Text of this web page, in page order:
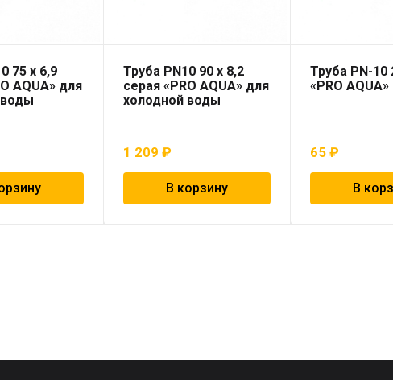
75 x 6,9
AQUA» для
Труба PN10 90 x 8,2
серая «PRO AQUA» для
холодной воды
1 209₽
В корзину
Труба PN-10
«PRO AQUA»
65₽
В